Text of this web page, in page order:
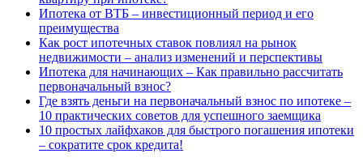
Ипотека от ВТБ – инвестиционный период и его
преимущества
Как рост ипотечных ставок повлиял на рынок
недвижимости – анализ изменений и перспективы
Ипотека для начинающих – Как правильно рассчитать
первоначальный взнос?
Где взять деньги на первоначальный взнос по ипотеке –
10 практических советов для успешного заемщика
10 простых лайфхаков для быстрого погашения ипотеки
– сократите срок кредита!